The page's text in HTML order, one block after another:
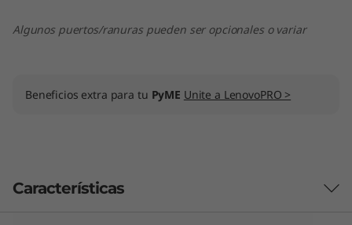
Algunos puertos/ranuras pueden ser opcionales o variar
Beneficios extra para tu PyME Unite a LenovoPRO >
Características